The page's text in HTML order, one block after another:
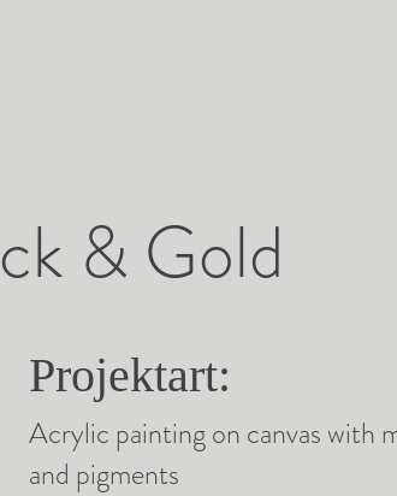
& Gold
Projektart:
Acrylic painting on canvas with
and pigments